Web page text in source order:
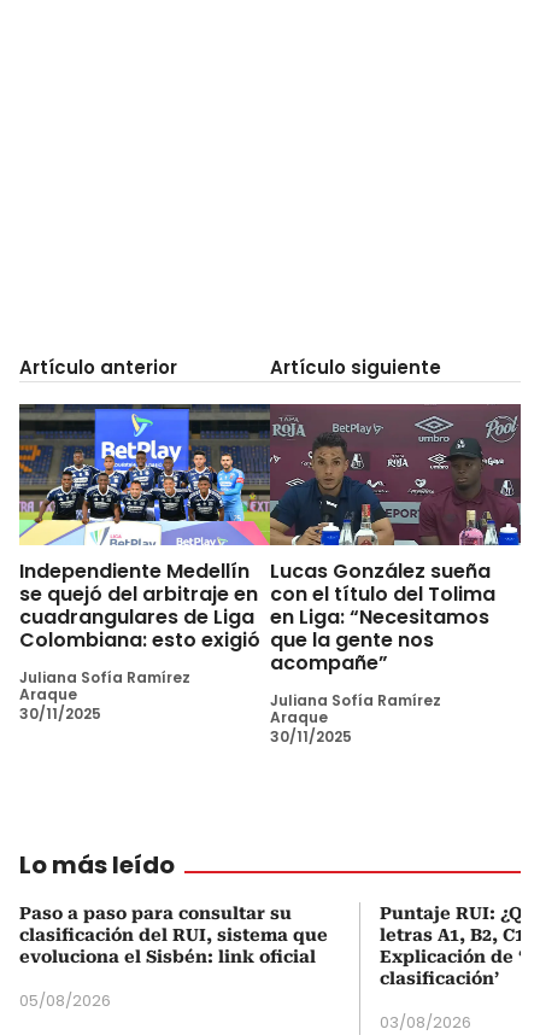
Artículo anterior
Independiente Medellín
se quejó del arbitraje en
cuadrangulares de Liga
Colombiana: esto exigió
Juliana Sofía Ramírez
Araque
30/11/2025
Artículo siguiente
Lucas González sueña
con el título del Tolima
en Liga: “Necesitamos
que la gente nos
acompañe”
Juliana Sofía Ramírez
Araque
30/11/2025
Lo más leído
Paso a paso para consultar su
clasificación del RUI, sistema que
evoluciona el Sisbén: link oficial
05/08/2026
Puntaje RUI:
letras A1, B2, C1
Explicación de
clasificación’
03/08/2026